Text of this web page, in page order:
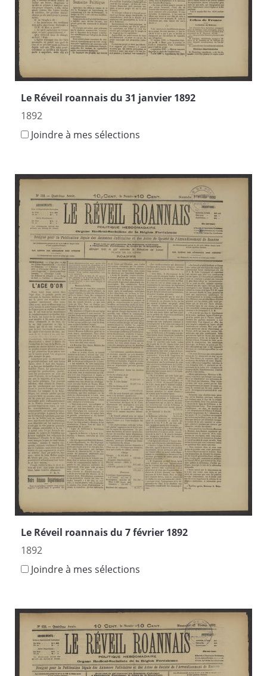
Le Réveil roannais du 31 janvier 1892
1892
Joindre à mes sélections
Le Réveil roannais du 7 février 1892
1892
Joindre à mes sélections